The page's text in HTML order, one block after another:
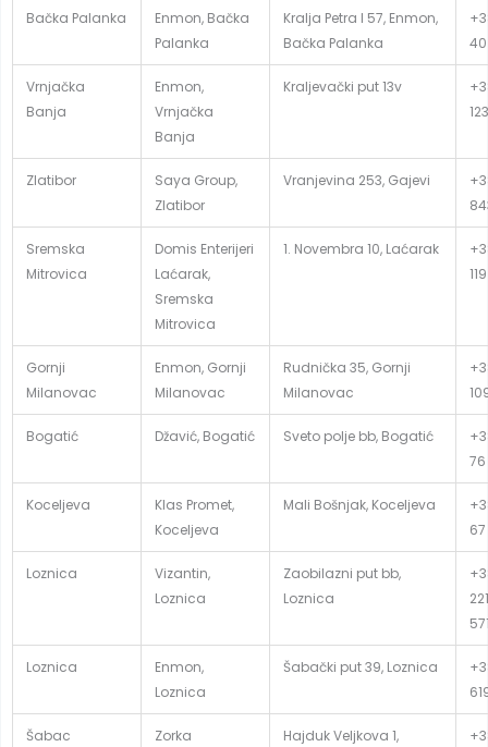
Bačka Palanka
Enmon, Bačka
Palanka
Kralja Petra I 57, Enmon,
Bačka Palanka
40
Vrnjačka
Banja
Enmon,
Vrnjačka
Banja
Kraljevački put 13v
123
Zlatibor
Saya Group,
Zlatibor
Vranjevina 253, Gajevi
Sremska
Mitrovica
Domis Enterijeri
Laćarak,
Sremska
Mitrovica
1. Novembra 10, Laćarak
119
Gornji
Milanovac
Enmon, Gornji
Milanovac
Rudnička 35, Gornji
Milanovac
Bogatić Džavić, Bogatić Sveto polje bb, Bogatić
76
Koceljeva
Klas Promet,
Koceljeva
Mali Bošnjak, Koceljeva
Loznica
Vizantin,
Loznica
Zaobilazni put bb,
Loznica
Loznica
Enmon,
Loznica
Šabački put 39, Loznica
Šabac
Zorka
Hajduk Veljkova 1,